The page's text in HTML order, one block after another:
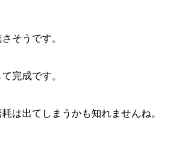
そうです。
完成です。
は出てしまうかも知れませんね。